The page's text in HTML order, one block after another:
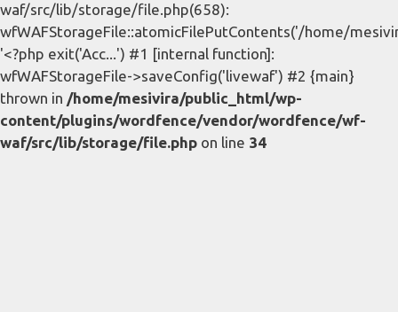
waf/src/lib/storage/file.php(658):
wfWAFStorageFile::atomicFilePutContents('/home/
'<?php exit('Acc...') #1 [internal function]:
wfWAFStorageFile->saveConfig('livewaf') #2 {main}
thrown in /home/mesivira/public_html/wp-
content/plugins/wordfence/vendor/wordfence/wf-
waf/src/lib/storage/file.php on line 34